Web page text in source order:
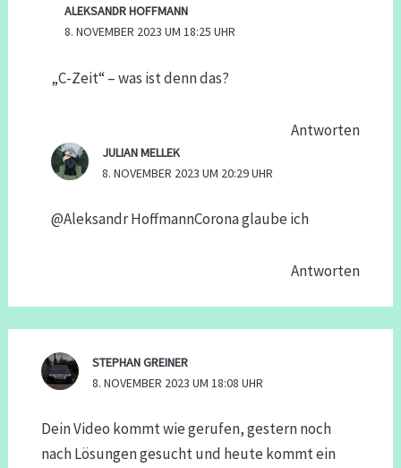
ALEKSANDR HOFFMANN
8. NOVEMBER 2023 UM 18:25 UHR
„C-Zeit“ – was ist denn das?
Antworten
JULIAN MELLEK
8. NOVEMBER 2023 UM 20:29 UHR
​@Aleksandr HoffmannCorona glaube ich
Antworten
STEPHAN GREINER
8. NOVEMBER 2023 UM 18:08 UHR
Dein Video kommt wie gerufen, gestern noch
nach Lösungen gesucht und heute kommt ein